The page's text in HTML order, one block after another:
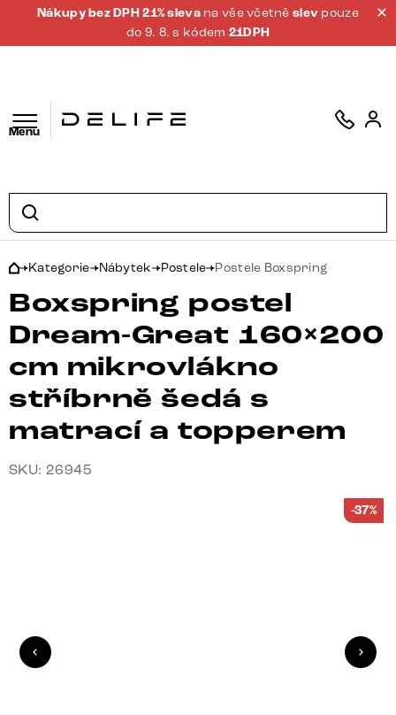
Nákupy bez DPH 21% sleva na vše včetněslev pouze
do 9. 8. s kódem 21DPH
Menu
Kategorie Nábytek Postele Postele Boxspring
Boxspring postel
Dream-Great 160×200
cm mikrovlákno
stříbrně šedá s
matrací a topperem
SKU: 26945
-37%